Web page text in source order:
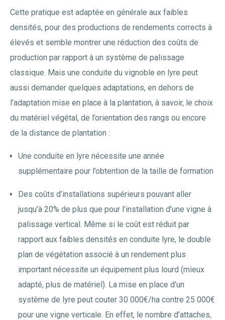
Cette pratique est adaptée en générale aux faibles
densités, pour des productions de rendements corrects à
élevés et semble montrer une réduction des coûts de
production par rapport à un système de palissage
classique. Mais une conduite du vignoble en lyre peut
aussi demander quelques adaptations, en dehors de
l’adaptation mise en place à la plantation, à savoir, le choix
du matériel végétal, de l’orientation des rangs ou encore
de la distance de plantation :
Une conduite en lyre nécessite une année
supplémentaire pour l’obtention de la taille de formation
Des coûts d’installations supérieurs pouvant aller
jusqu’à 20% de plus que pour l’installation d’une vigne à
palissage vertical. Même si le coût est réduit par
rapport aux faibles densités en conduite lyre, le double
plan de végétation associé à un rendement plus
important nécessite un équipement plus lourd (mieux
adapté, plus de matériel). La mise en place d’un
système de lyre peut couter 30 000€/ha contre 25 000€
pour une vigne verticale. En effet, le nombre d’attaches,